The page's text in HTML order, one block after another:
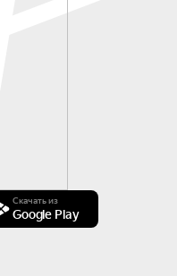
Скачать из
Google Play